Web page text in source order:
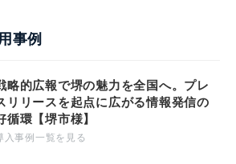
事例
略的広報で堺の魅力を全国へ。プレ
リリースを起点に広がる情報発信の
循環【堺市様】
入事例一覧を見る